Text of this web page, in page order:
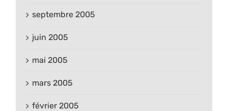
septembre 2005
juin 2005
mai 2005
mars 2005
février 2005